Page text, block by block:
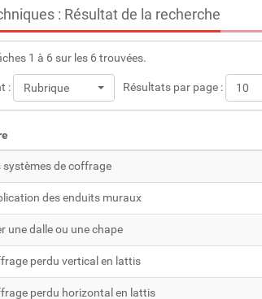
: Résultat de la recherche
1 à 6 sur les 6 trouvées.
: Rubrique Résultats par page : 10
systèmes de coffrage
des enduits muraux
une dalle ou une chape
perdu vertical en lattis
perdu horizontal en lattis